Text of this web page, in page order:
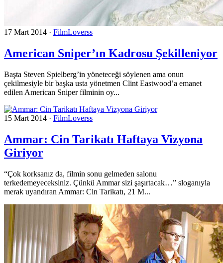
17 Mart 2014 · FilmLoverss
American Sniper’ın Kadrosu Şekilleniyor
Başta Steven Spielberg’in yöneteceği söylenen ama onun
çekilmesiyle bir başka usta yönetmen Clint Eastwood’a emanet
edilen American Sniper filminin oy...
15 Mart 2014 · FilmLoverss
Ammar: Cin Tarikatı Haftaya Vizyona
Giriyor
“Çok korksanız da, filmin sonu gelmeden salonu
terkedemeyeceksiniz. Çünkü Ammar sizi şaşırtacak…” sloganıyla
merak uyandıran Ammar: Cin Tarikatı, 21 M...